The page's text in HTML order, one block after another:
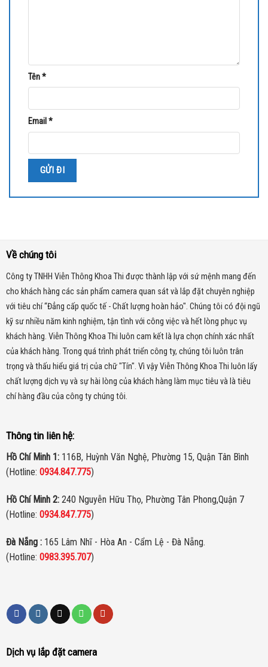
Tên*
Email *
Về chúng tôi
Công ty TNHH Viễn Thông Khoa Thi được thành lập với sứ mệnh mang đến
cho khách hàng các sản phẩm camera quan sát và lắp đặt chuyên nghiệp
với tiêu chí “Đẳng cấp quốc tế - Chất lượng hoàn hảo". Chúng tôi có đội ngũ
kỹ sư nhiều năm kinh nghiệm, tận tình với công việc và hết lòng phục vụ
khách hàng. Viễn Thông Khoa Thi luôn cam kết là lựa chọn chính xác nhất
của khách hàng. Trong quá trình phát triển công ty, chúng tôi luôn trân
trọng và thấu hiểu giá trị của chữ "Tín". Vì vậy Viễn Thông Khoa Thi luôn lấy
chất lượng dịch vụ và sự hài lòng của khách hàng làm mục tiêu và là tiêu
chí hàng đầu của công ty chúng tôi.
Thông tin liên hệ:
Hồ Chí Minh 1:116B, Huỳnh Văn Nghệ, Phường 15, Quận Tân Bình
(Hotline: 0934.847.775)
Hồ Chí Minh 2:240 Nguyễn Hữu Thọ, Phường Tân Phong,Quận 7
(Hotline: 0934.847.775)
Đà Nẵng :165 Lâm Nhĩ - Hòa An - Cẩm Lệ - Đà Nẵng.
(Hotline: 0983.395.707)
Dịch vụ lắp đặt camera